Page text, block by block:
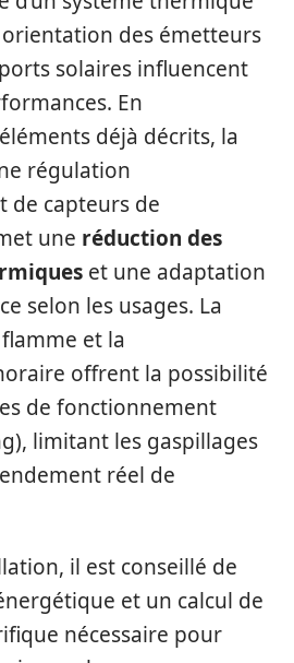
des émetteurs
solaires influencent
En
déjà décrits, la
régulation
de capteurs de
une réduction des
et une adaptation
selon les usages. La
et la
offrent la possibilité
de fonctionnement
limitant les gaspillages
réel de
il est conseillé de
et un calcul de
nécessaire pour